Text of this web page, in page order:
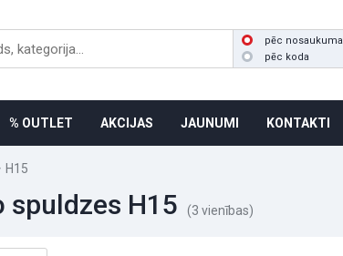
pēc nosaukuma
pēc koda
% OUTLET AKCIJAS JAUNUMI KONTAKTI
H15
spuldzes H15 (3 vienības)